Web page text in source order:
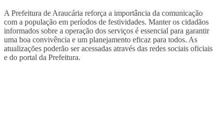
A Prefeitura de Araucária reforça a importância da comunicação
com a população em períodos de festividades. Manter os cidadãos
informados sobre a operação dos serviços é essencial para garantir
uma boa convivência e um planejamento eficaz para todos. As
atualizações poderão ser acessadas através das redes sociais oficiais
e do portal da Prefeitura.